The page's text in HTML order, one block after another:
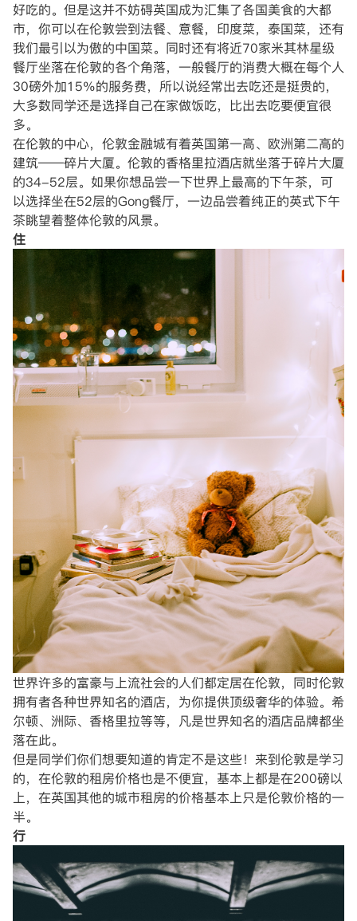
好吃的。但是这并不妨碍英国成为汇集了各国美食的大都
市，你可以在伦敦尝到法餐、意餐，印度菜，泰国菜，还有
我们最引以为傲的中国菜。同时还有将近70家米其林星级
餐厅坐落在伦敦的各个角落，一般餐厅的消费大概在每个人
30磅外加15%的服务费，所以说经常出去吃还是挺贵的，
大多数同学还是选择自己在家做饭吃，比出去吃要便宜很
多。
在伦敦的中心，伦敦金融城有着英国第一高、欧洲第二高的
建筑——碎片大厦。伦敦的香格里拉酒店就坐落于碎片大厦
的34-52层。如果你想品尝一下世界上最高的下午茶，可
以选择坐在52层的Gong餐厅，一边品尝着纯正的英式下午
茶眺望着整体伦敦的风景。
住
世界许多的富豪与上流社会的人们都定居在伦敦，同时伦敦
拥有者各种世界知名的酒店，为你提供顶级奢华的体验。希
尔顿、洲际、香格里拉等等，凡是世界知名的酒店品牌都坐
落在此。
但是同学们你们想要知道的肯定不是这些！来到伦敦是学习
的，在伦敦的租房价格也是不便宜，基本上都是在200磅以
上，在英国其他的城市租房的价格基本上只是伦敦价格的一
半。
行